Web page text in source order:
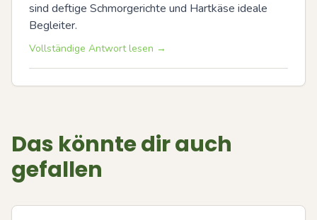
sind deftige Schmorgerichte und Hartkäse ideale
Begleiter.
Vollständige Antwort lesen →
Das könnte dir auch
gefallen